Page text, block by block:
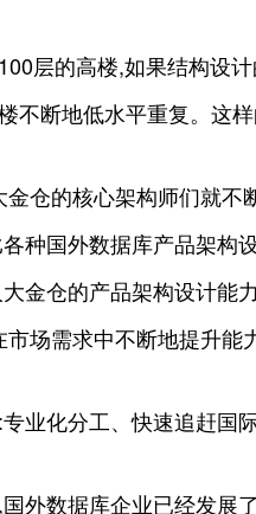
层的高楼,如果结构设
不断地低水平重复。这
金仓的核心架构师们就
种国外数据库产品架构
金仓的产品架构设计能
场需求中不断地提升能
业化分工、快速追赶国
外数据库企业已经发展